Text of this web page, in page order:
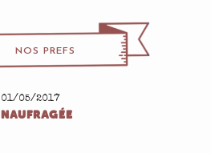
NOS PREFS
01/05/2017
NAUFRAGÉE